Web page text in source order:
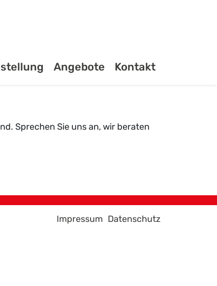
Angebote Kontakt
Sprechen Sie uns an, wir beraten
Impressum Datenschutz